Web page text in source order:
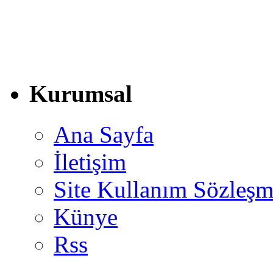
Kurumsal
Ana Sayfa
İletişim
Site Kullanım
Künye
Rss